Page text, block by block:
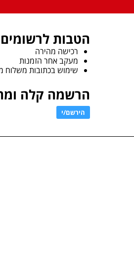
הטבות
רכישה מהירה
מעקב אחר הזמנות
שימוש בכתובות משלוח
הרשמה קלה
הירשם/י